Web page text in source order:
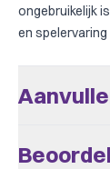
ongebruikelijk
en